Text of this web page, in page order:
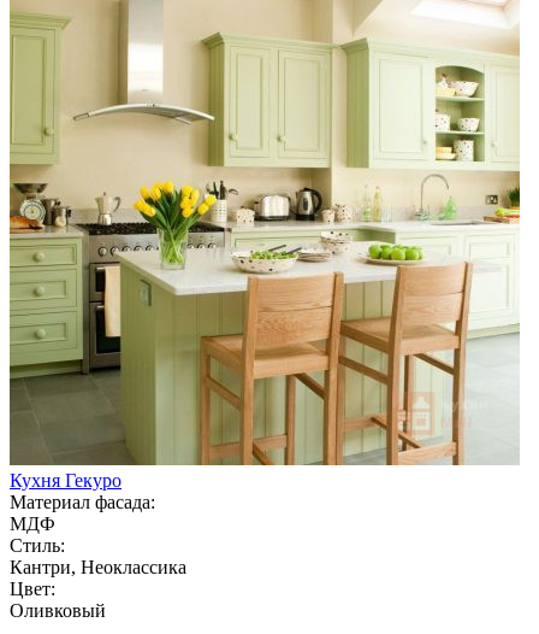
Кухня Гекуро
Материал фасада:
МДФ
Стиль:
Кантри, Неоклассика
Цвет:
Оливковый